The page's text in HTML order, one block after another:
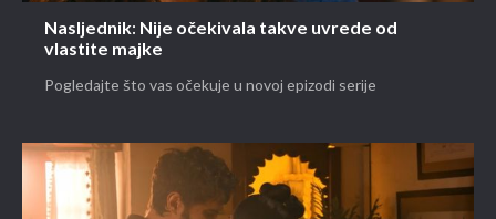
Nasljednik: Nije očekivala takve uvrede od
vlastite majke
Pogledajte što vas očekuje u novoj epizodi serije